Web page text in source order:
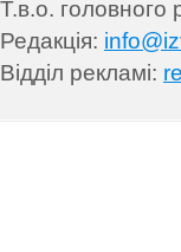
Т.в.о.
Редакція:
Відділ рекламі: